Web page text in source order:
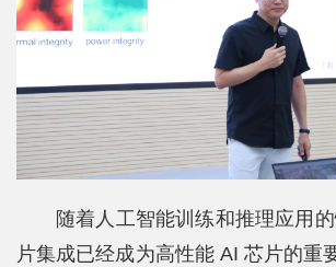
伍
学
研
党
随着人工智能训练和推理应用
片集成已经成为高性能 AI 芯片的重